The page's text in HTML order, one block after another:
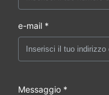
e-mail *
Messaggio *